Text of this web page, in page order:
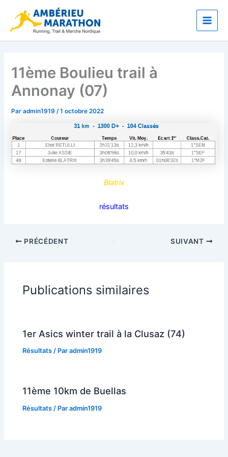
contenu
Main
11ème Boulieu trail à
Annonay (07)
Paradmin1919/1 octobre 2022
Blatrix
résultats
PRÉCÉDENT SUIVANT
Publications similaires
1er Asics winter trail à la Clusaz (74)
Résultats / Paradmin1919
11ème 10km de Buellas
Résultats / Paradmin1919